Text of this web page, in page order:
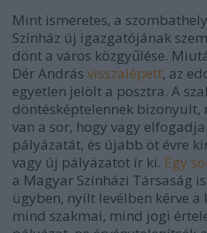
Mint ismeretes, a
Színház új igazgatójának
dönt a város közgyűlése.
Dér András visszalépett, az
egyetlen jelölt a posztra. A
döntésképtelennek bizonyult,
van a sor, hogy vagy
pályázatát, és újabb öt évre
vagy új pályázatot ír ki. Egy
a Magyar Színházi Társaság
ügyben, nyílt levélben kérve a
mind szakmai, mind jogi